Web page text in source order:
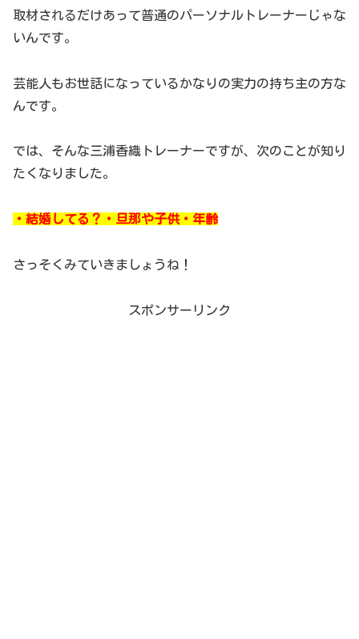
取材されるだけあって普通のパーソナルトレーナーじゃな
いんです。
芸能人もお世話になっているかなりの実力の持ち主の方な
んです。
では、そんな三浦香織トレーナーですが、次のことが知り
たくなりました。
・結婚してる？・旦那や子供・年齢
さっそくみていきましょうね！
スポンサーリンク